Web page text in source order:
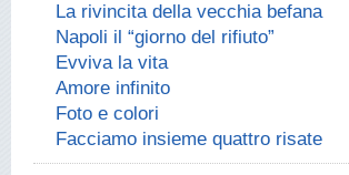
La rivincita della vecchia befana
Napoli il “giorno del rifiuto”
Evviva la vita
Amore infinito
Foto e colori
Facciamo insieme quattro risate